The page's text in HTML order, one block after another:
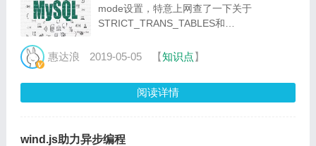
mode设置，特意上网查了一下关于
STRICT_TRANS_TABLES和
用。
惠达浪 2019-05-05 【知识点】
阅读详情
wind.js助力异步编程